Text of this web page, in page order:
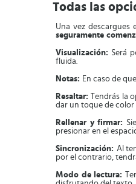
Todas las
Una vez descargues
seguramente
Visualización: Será
fluida.
Notas: En caso de
Resaltar:
Tendrás la
dar un toque de color
Rellenar y firmar:
presionar en el
Sincronización: Al
por el contrario,
Modo de lectura: